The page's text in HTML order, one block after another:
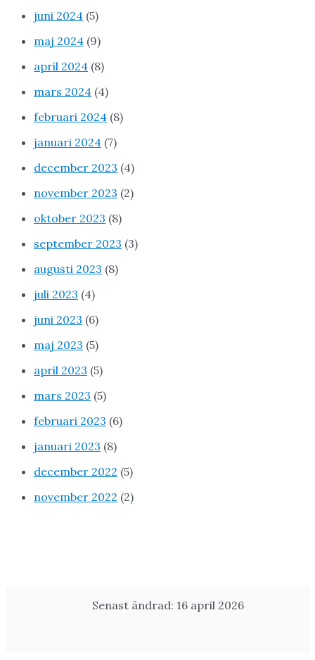
juni 2024 (5)
maj 2024 (9)
april 2024 (8)
mars 2024 (4)
februari 2024 (8)
januari 2024 (7)
december 2023 (4)
november 2023 (2)
oktober 2023 (8)
september 2023 (3)
augusti 2023 (8)
juli 2023 (4)
juni 2023 (6)
maj 2023 (5)
april 2023 (5)
mars 2023 (5)
februari 2023 (6)
januari 2023 (8)
december 2022 (5)
november 2022 (2)
Senast ändrad: 16 april 2026